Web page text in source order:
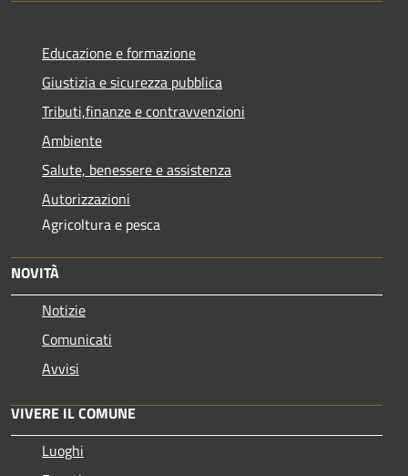
Educazione e formazione
Giustizia e sicurezza pubblica
Tributi,finanze e contravvenzioni
Ambiente
Salute, benessere e assistenza
Autorizzazioni
Agricoltura e pesca
NOVITÀ
Notizie
Comunicati
Avvisi
VIVERE IL COMUNE
Luoghi